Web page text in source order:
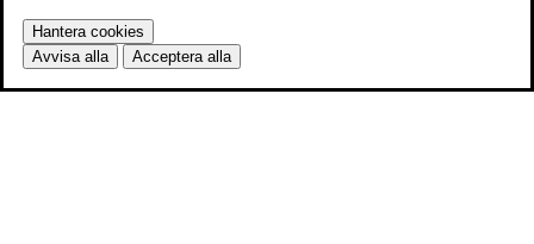
Hantera cookies
Avvisa alla
Acceptera alla